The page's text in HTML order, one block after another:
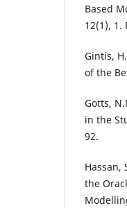
Based
12(1), 1.
Gintis,
of the
Gotts,
in the
92.
Hassan,
the